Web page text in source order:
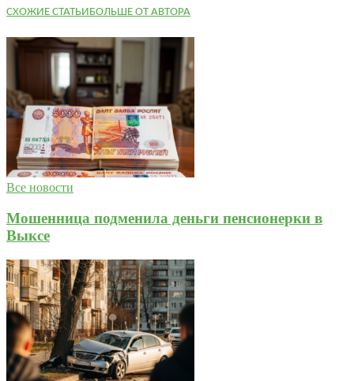
СХОЖИЕ СТАТЬИБОЛЬШЕ ОТ АВТОРА
Все новости
Мошенница подменила деньги пенсионерки в
Выксе